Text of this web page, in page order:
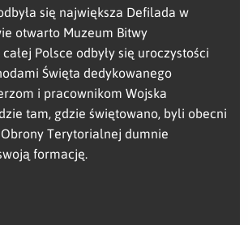
się największa Defilada w
otwarto Muzeum Bitwy
Polsce odbyły się uroczystości
Święta dedykowanego
i pracownikom Wojska
tam, gdzie świętowano, byli obecni
Obrony Terytorialnej dumnie
formację.